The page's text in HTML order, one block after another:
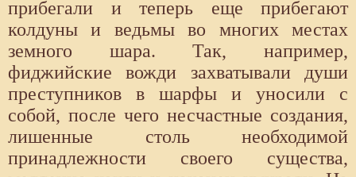
прибегали и теперь еще прибегают
колдуны и ведьмы во многих местах
земного шара. Так, например,
фиджийские вожди захватывали души
преступников в шарфы и уносили с
собой, после чего несчастные создания,
лишенные столь необходимой
принадлежности своего существа,